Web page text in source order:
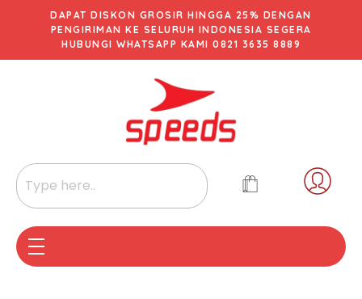
DAPAT DISKON GROSIR HINGGA 25% DENGAN
PENGIRIMAN KE SELURUH INDONESIA SEGERA
HUBUNGI WHATSAPP KAMI 0821 3635 8889